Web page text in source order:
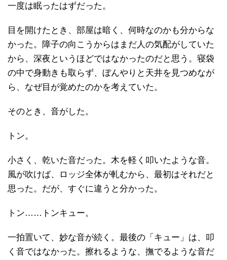
一度は眠ったはずだった。
目を開けたとき、部屋は暗く、何時なのかも分からな
かった。障子の向こうからはまだ人の気配がしていた
から、深夜というほどではなかったのだと思う。寝袋
の中で身動きも取らず、ぼんやりと天井を見つめなが
ら、なぜ目が覚めたのかを考えていた。
そのとき、音がした。
トン。
小さく、乾いた音だった。木を軽く叩いたような音。
風が吹けば、ロッジ全体が軋むから、最初はそれだと
思った。だが、すぐに違うと分かった。
トン……トンキュー。
一拍置いて、妙な音が続く。最後の「キュー」は、叩
く音ではなかった。擦れるような、撫でるような音だ